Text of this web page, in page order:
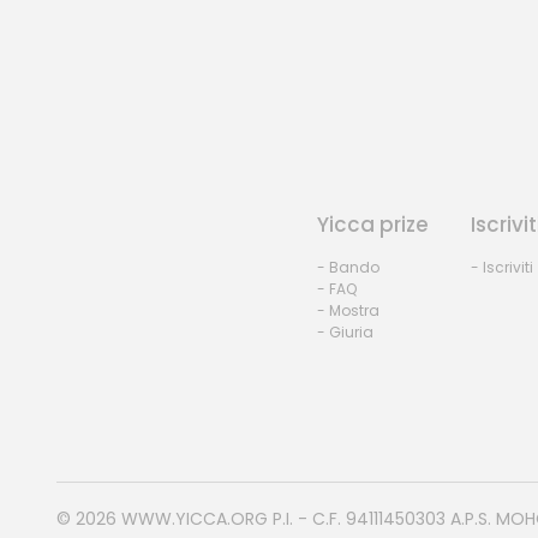
Yicca prize
- Bando
- FAQ
- Mostra
- Giuria
- Iscriviti
© 2026 WWW.YICCA.ORG P.I. - C.F. 94111450303 A.P.S.